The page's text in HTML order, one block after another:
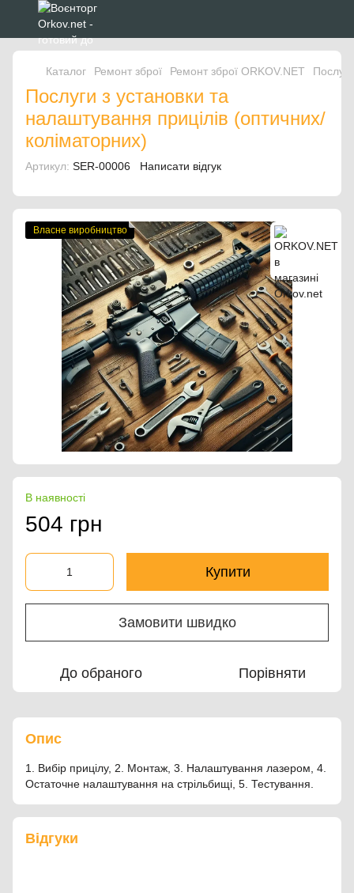
Каталог Ремонт зброї Ремонт зброї ORKOV.NET
Послуги з установки та
налаштування прицілів (оптичних/
коліматорних)
Артикул: SER-00006 Написати відгук
Власне виробництво
В наявності
504 грн
Купити
Замовити швидко
До обраного Порівняти
Опис
1. Вибір прицілу, 2. Монтаж, 3. Налаштування лазером, 4.
Остаточне налаштування на стрільбищі, 5. Тестування.
Відгуки